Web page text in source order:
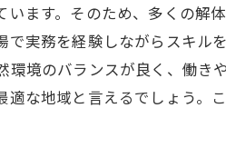
います。そのため、多くの解
で実務を経験しながらスキル
環境のバランスが良く、働き
適な地域と言えるでしょう。